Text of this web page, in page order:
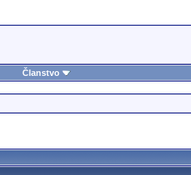
Članstvo